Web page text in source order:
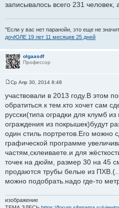
записывалось всего 231 человек,
"Если у вас нет паранойи, это еще не
дочЮЛЕ 19 лет 11 месяцев 25 дней
olgaasdf
Профессор
о
б
е
н
и
е
Ср Апр 30, 2014 8:48
участвовали в 2013 году.В этом
обратиться.к тем.кто хочет сам
русски(типа оградки для клумб
ограждения из покрышек)будут
один стиль портретов.Его можно
графической программе
частям,склеиваете.и для
точек на дюйм, размер 30 на 45
продаются трубы белые из
можно подобрать.надо где-то
изображение